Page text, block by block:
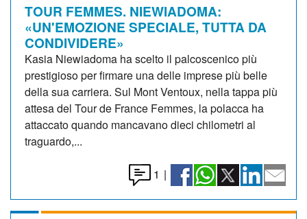
TOUR FEMMES. NIEWIADOMA:
«UN'EMOZIONE SPECIALE, TUTTA DA
CONDIVIDERE»
Kasia Niewiadoma ha scelto il palcoscenico più
prestigioso per firmare una delle imprese più belle
della sua carriera. Sul Mont Ventoux, nella tappa più
attesa del Tour de France Femmes, la polacca ha
attaccato quando mancavano dieci chilometri al
traguardo,...
1 |